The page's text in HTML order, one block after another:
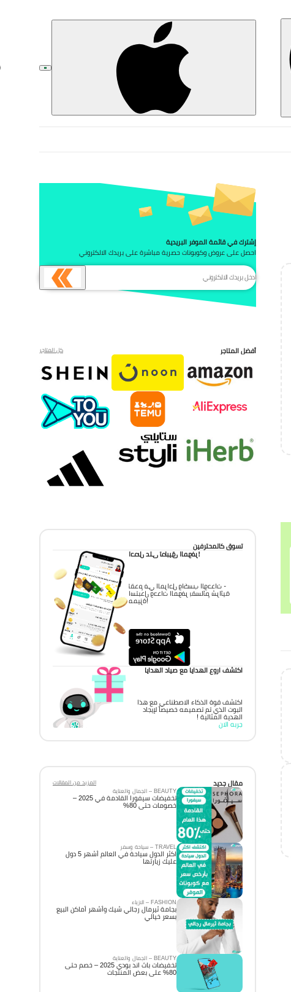
إشترك في قائمة الموفر البريدية
احصل على عروض وكوبونات حصرية مباشرة على بريدك الالكتروني
أفضل المتاجر كل المتاجر
تسوق كالمحترفين
احصل على تطبيق الموفر!
تقدم في المراحل واكسب الوحدات -
استبدل وحدات الموفر بقسائم شرائية
مميزة!
اكتشف اروع الهدايا مع صياد الهدايا
اكتشف قوة الذكاء الاصطناعي مع هذا
البوت الذي تم تصميمه خصيصاً لإيجاد
الهدية المثالية !
جربه الان
مقال جديد
المزيد من المقالات
BEAUTY – الجمال والعناية
تخفيضات سيفورا القادمة في 2025 –
خصومات حتى 80%
TRAVEL – سياحة وسفر
اكثر الدول سياحة في العالم أشهر 5 دول
عليك زيارتها
FASHION – الازياء
بجامة ثيرمال رجالي شيك وأشهر أماكن البيع
بسعر خيالي
BEAUTY – الجمال والعناية
تخفيضات باث اند بودي 2025 – خصم حتى
80% على بعض المنتجات